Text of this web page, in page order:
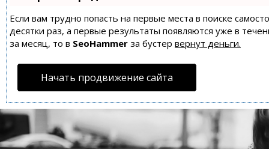
Если вам трудно попасть на первые места в поиске
десятки раз, а первые результаты появляются уже в
за месяц, то в SeoHammer за бустер вернут деньги.
Начать продвижение сайта
u